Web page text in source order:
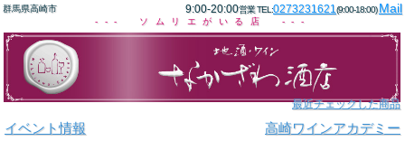
群馬県高崎市 9:00-20:00営業 TEL:0273231621(9:00-18:00)Mail
--- ソムリエがいる店 ---
最近チェックした商品
イベント情報 高崎ワインアカデミー